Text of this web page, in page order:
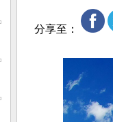
分享至：